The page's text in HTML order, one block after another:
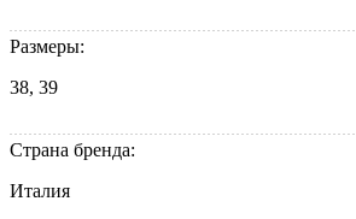
Размеры:
38, 39
Страна бренда:
Италия